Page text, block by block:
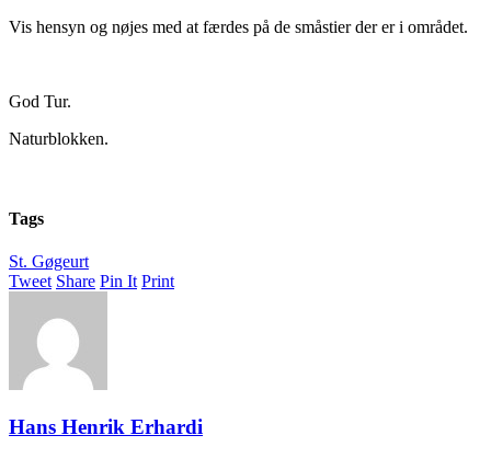
Vis hensyn og nøjes med at færdes på de småstier der er i området.
God Tur.
Naturblokken.
Tags
St. Gøgeurt
Tweet Share Pin It Print
Hans Henrik Erhardi